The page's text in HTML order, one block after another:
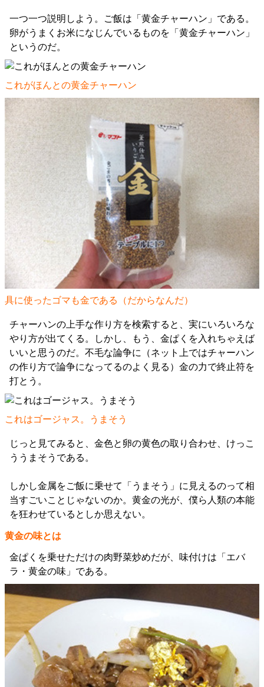
一つ一つ説明しよう。ご飯は「黄金チャーハン」である。
卵がうまくお米になじんでいるものを「黄金チャーハン」
というのだ。
これがほんとの黄金チャーハン
具に使ったゴマも金である（だからなんだ）
チャーハンの上手な作り方を検索すると、実にいろいろな
やり方が出てくる。しかし、もう、金ぱくを入れちゃえば
いいと思うのだ。不毛な論争に（ネット上ではチャーハン
の作り方で論争になってるのよく見る）金の力で終止符を
打とう。
これはゴージャス。うまそう
じっと見てみると、金色と卵の黄色の取り合わせ、けっこ
ううまそうである。
しかし金属をご飯に乗せて「うまそう」に見えるのって相
当すごいことじゃないのか。黄金の光が、僕ら人類の本能
を狂わせているとしか思えない。
黄金の味とは
金ぱくを乗せただけの肉野菜炒めだが、味付けは「エバ
ラ・黄金の味」である。